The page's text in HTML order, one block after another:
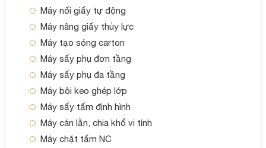
Máy nối giấy tự động
Máy nâng giấy thủy lực
Máy tạo sóng carton
Máy sấy phụ đơn tầng
Máy sấy phụ đa tầng
Máy bôi keo ghép lớp
Máy sấy tấm định hình
Máy cán lằn, chia khổ vi tính
Máy chặt tấm NC